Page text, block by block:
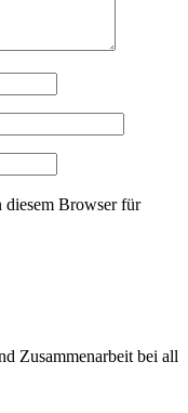
diesem Browser für
Zusammenarbeit bei all